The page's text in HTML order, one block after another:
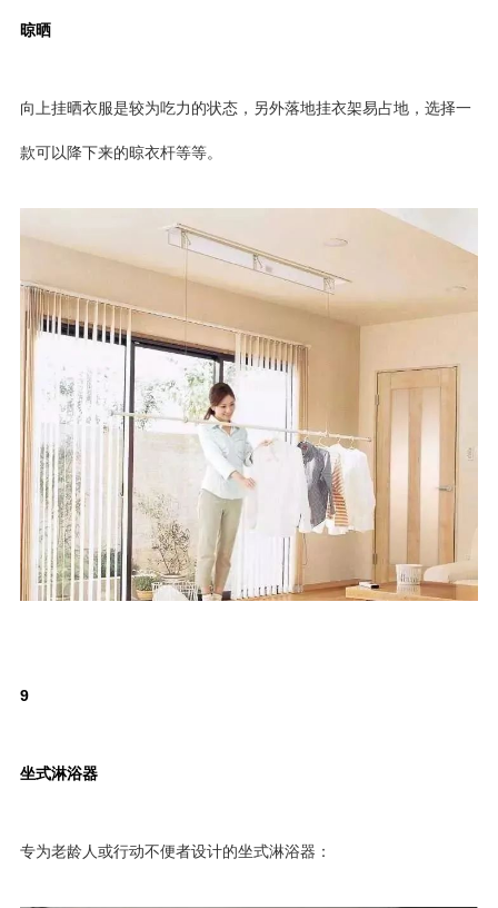
晾晒
向上挂晒衣服是较为吃力的状态，另外落地挂衣架易占地，选择一
款可以降下来的晾衣杆等等。
9
坐式淋浴器
专为老龄人或行动不便者设计的坐式淋浴器：